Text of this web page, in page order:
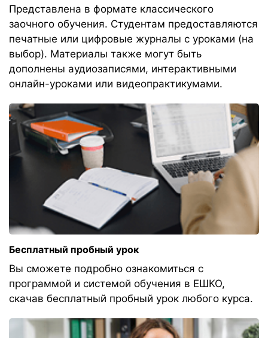
Представлена в формате классического
заочного обучения. Студентам предоставляются
печатные или цифровые журналы с уроками (на
выбор). Материалы также могут быть
дополнены аудиозаписями, интерактивными
онлайн-уроками или видеопрактикумами.
Бесплатный пробный урок
Вы сможете подробно ознакомиться с
программой и системой обучения в ЕШКО,
скачав бесплатный пробный урок любого курса.